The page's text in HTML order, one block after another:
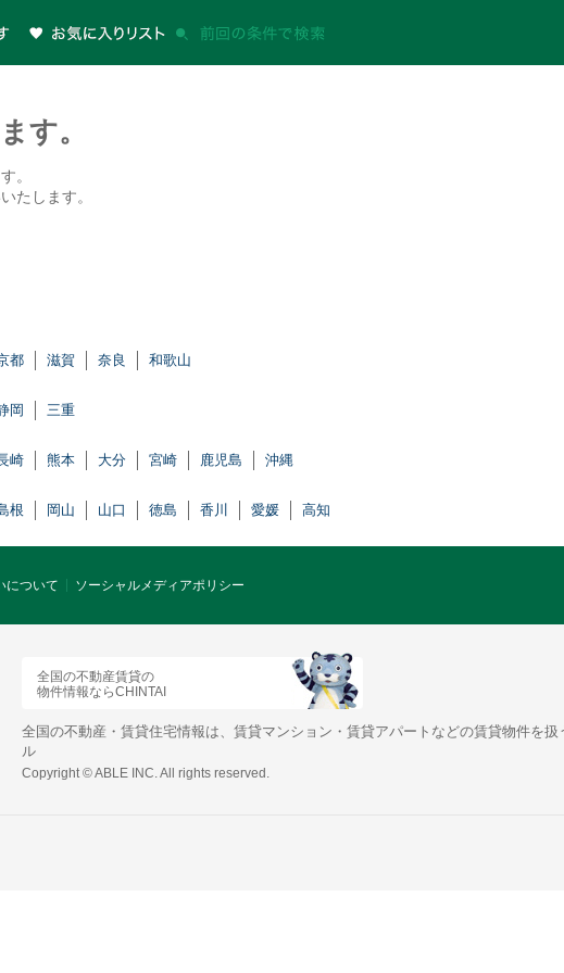
す。
。
たします。
都 滋賀 奈良
和歌山
岡
三重
崎 熊本 大分 宮崎 鹿児島
沖縄
根 岡山 山口 徳島 香川 愛媛 高知
について ソーシャルメディアポリシー
全国の不動産賃貸の
物件情報ならCHINTAI
全国の不動産・賃貸住宅情報は、賃貸マンション・賃貸アパートなどの賃貸物件を
ル
Copyright © ABLE INC. All rights reserved.